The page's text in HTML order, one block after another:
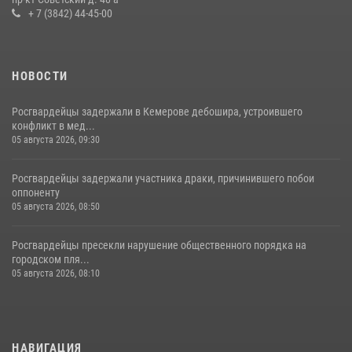
+ 7 (3842) 44-45-00
НОВОСТИ
Росгвардейцы задержали в Кемерове дебошира, устроившего
конфликт в мед...
05 августа 2026, 09:30
Росгвардейцы задержали участника драки, причинившего побои
оппоненту
05 августа 2026, 08:50
Росгвардейцы пресекли нарушение общественного порядка на
городском пля...
05 августа 2026, 08:10
НАВИГАЦИЯ